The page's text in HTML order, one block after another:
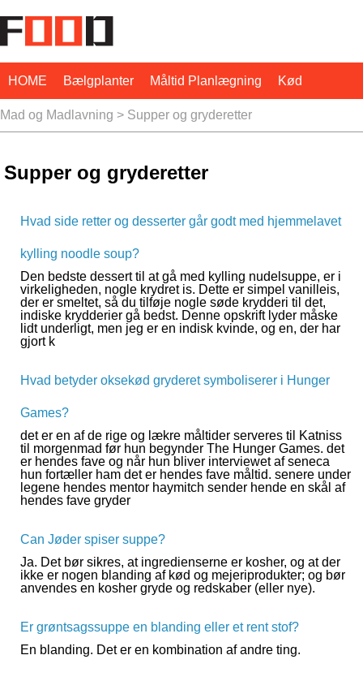
HOME Bælgplanter Måltid Planlægning Kød
Svampe Ernæring Nødder Økologiske Fødevarer
Mad og Madlavning > Supper og gryderetter
Supper og gryderetter
Hvad side retter og desserter går godt med hjemmelavet
kylling noodle soup?
Den bedste dessert til at gå med kylling nudelsuppe, er i
virkeligheden, nogle krydret is. Dette er simpel vanilleis,
der er smeltet, så du tilføje nogle søde krydderi til det,
indiske krydderier gå bedst. Denne opskrift lyder måske
lidt underligt, men jeg er en indisk kvinde, og en, der har
gjort k
Hvad betyder oksekød gryderet symboliserer i Hunger
Games?
det er en af ​​de rige og lækre måltider serveres til Katniss
til morgenmad før hun begynder The Hunger Games. det
er hendes fave og når hun bliver interviewet af seneca
hun fortæller ham det er hendes fave måltid. senere under
legene hendes mentor haymitch sender hende en skål af
hendes fave gryder
Can Jøder spiser suppe?
Ja. Det bør sikres, at ingredienserne er kosher, og at der
ikke er nogen blanding af kød og mejeriprodukter; og bør
anvendes en kosher gryde og redskaber (eller nye).
Er grøntsagssuppe en blanding eller et rent stof?
En blanding. Det er en kombination af andre ting.